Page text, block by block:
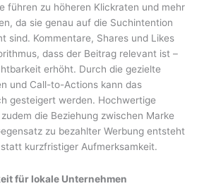
führen zu höheren Klickraten und mehr
da sie genau auf die Suchintention
sind. Kommentare, Shares und Likes
dass der Beitrag relevant ist –
erhöht. Durch die gezielte
und Call-to-Actions kann das
gesteigert werden. Hochwertige
die Beziehung zwischen Marke
zu bezahlter Werbung entsteht
kurzfristiger Aufmerksamkeit.
für lokale Unternehmen